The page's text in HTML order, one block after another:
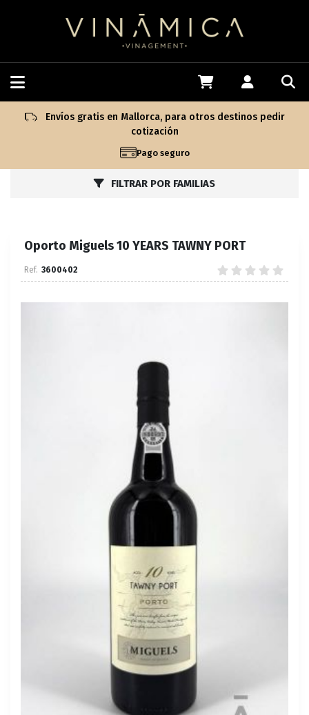
Envíos gratis en Mallorca, para otros destinos pedir
cotización
Pago seguro
FILTRAR POR FAMILIAS
Oporto Miguels 10 YEARS TAWNY PORT
3600402